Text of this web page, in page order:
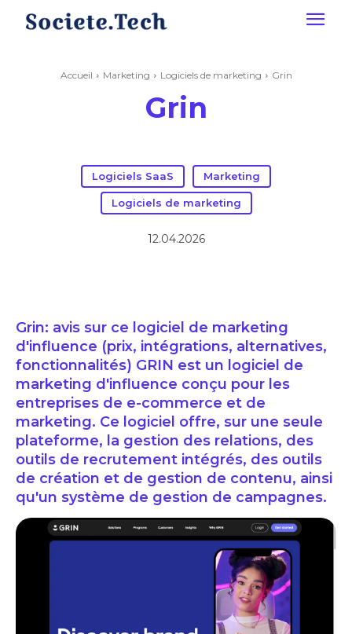
Accueil Marketing Logiciels de marketing Grin
Grin
Logiciels SaaS Marketing
Logiciels de marketing
12.04.2026
Grin: avis sur ce logiciel de marketing
d'influence (prix, intégrations, alternatives,
fonctionnalités) GRIN est un logiciel de
marketing d'influence conçu pour les
entreprises de e-commerce et de
marketing. Ce logiciel offre, sur une seule
plateforme, la gestion des relations, des
outils de recrutement intégrés, des outils
de création et de gestion de contenu, ainsi
qu'un système de gestion de campagnes.